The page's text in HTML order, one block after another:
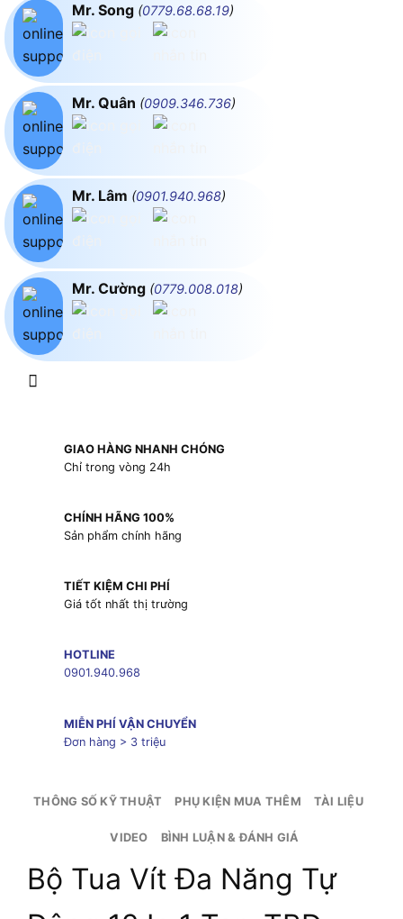
Mr. Song (0779.68.68.19)
Mr. Quân (0909.346.736)
Mr. Lâm (0901.940.968)
Mr. Cường (0779.008.018)
GIAO HÀNG NHANH CHÓNG
Chỉ trong vòng 24h
CHÍNH HÃNG 100%
Sản phẩm chính hãng
TIẾT KIỆM CHI PHÍ
Giá tốt nhất thị trường
HOTLINE
0901.940.968
MIỄN PHÍ VẬN CHUYỂN
Đơn hàng > 3 triệu
THÔNG SỐ KỸ THUẬT PHỤ KIỆN MUA THÊM TÀI LIỆU
VIDEO BÌNH LUẬN & ĐÁNH GIÁ
Bộ Tua Vít Đa Năng Tự